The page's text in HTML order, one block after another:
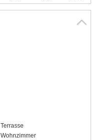
Terrasse
Wohnzimmer